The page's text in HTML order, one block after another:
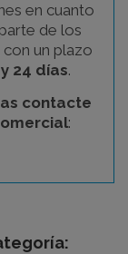
en cuanto
de los
un plazo
24 días.
contacte
: